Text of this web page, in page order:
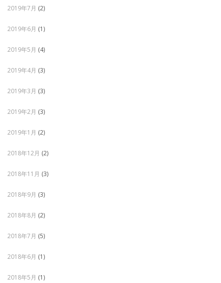
2019年7月 (2)
2019年6月 (1)
2019年5月 (4)
2019年4月 (3)
2019年3月 (3)
2019年2月 (3)
2019年1月 (2)
2018年12月 (2)
2018年11月 (3)
2018年9月 (3)
2018年8月 (2)
2018年7月 (5)
2018年6月 (1)
2018年5月 (1)